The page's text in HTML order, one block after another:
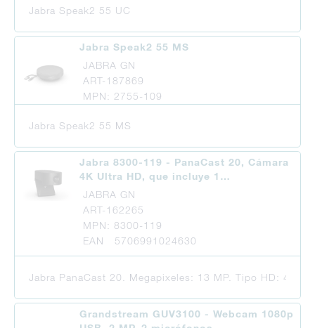
Jabra Speak2 55 UC
Jabra Speak2 55 MS
JABRA GN
ART-187869
MPN: 2755-109
Jabra Speak2 55 MS
Jabra 8300-119 - PanaCast 20, Cámara
4K Ultra HD, que incluye 1…
JABRA GN
ART-162265
MPN: 8300-119
EAN 5706991024630
Jabra PanaCast 20. Megapixeles: 13 MP. Tipo HD: 4K
Grandstream GUV3100 - Webcam 1080p